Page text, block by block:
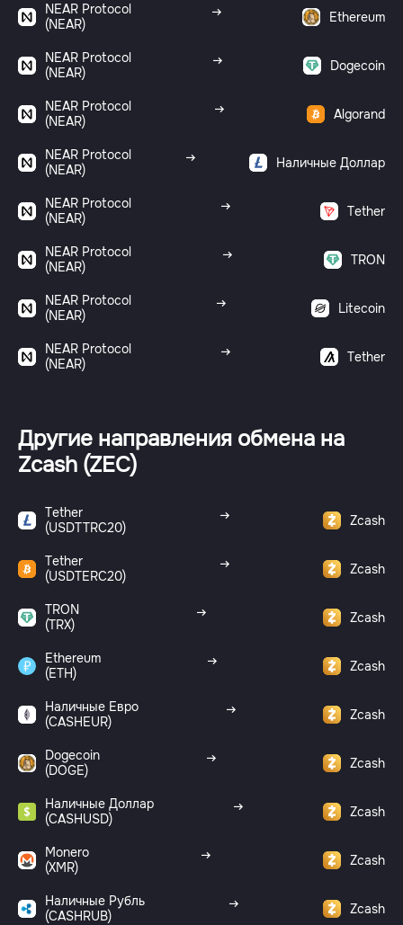
NEAR Protocol
(NEAR)
Ethereum
NEAR Protocol
(NEAR)
Dogecoin
NEAR Protocol
(NEAR)
Algorand
NEAR Protocol
(NEAR)
Наличные Доллар
NEAR Protocol
(NEAR)
Tether
NEAR Protocol
(NEAR)
TRON
NEAR Protocol
(NEAR)
Litecoin
NEAR Protocol
(NEAR)
Tether
Другие направления обмена на
Zcash (ZEC)
Tether
(USDTTRC20)
Zcash
Tether
(USDTERC20)
Zcash
TRON
(TRX)
Zcash
Ethereum
(ETH)
Zcash
Наличные Евро
(CASHEUR)
Zcash
Dogecoin
(DOGE)
Zcash
Наличные Доллар
(CASHUSD)
Zcash
Monero
(XMR)
Zcash
Наличные Рубль
(CASHRUB)
Zcash